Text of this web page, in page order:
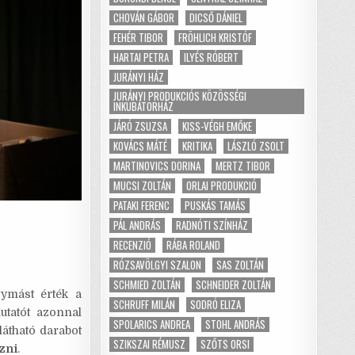
érték a
azonnal
darabot
.
CHOVÁN GÁBOR
DICSŐ DÁNIEL
FEHÉR TIBOR
FRÖHLICH KRISTÓF
HARTAI PETRA
ILYÉS RÓBERT
JURÁNYI HÁZ
JURÁNYI PRODUKCIÓS KÖZÖSSÉGI
INKUBÁTORHÁZ
JÁRÓ ZSUZSA
KISS-VÉGH EMŐKE
KOVÁCS MÁTÉ
KRITIKA
LÁSZLÓ ZSOLT
MARTINOVICS DORINA
MERTZ TIBOR
MUCSI ZOLTÁN
ORLAI PRODUKCIÓ
PATAKI FERENC
PUSKÁS TAMÁS
PÁL ANDRÁS
RADNÓTI SZÍNHÁZ
RECENZIÓ
RÁBA ROLAND
RÓZSAVÖLGYI SZALON
SAS ZOLTÁN
SCHMIED ZOLTÁN
SCHNEIDER ZOLTÁN
SCHRUFF MILÁN
SODRÓ ELIZA
SPOLARICS ANDREA
STOHL ANDRÁS
SZIKSZAI RÉMUSZ
SZŐTS ORSI